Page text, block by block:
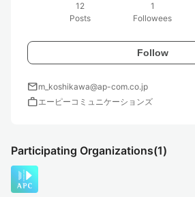
12
Posts
1
Followees
Follow
mailm_koshikawa@ap-com.co.jp
workエーピーコミュニケーションズ
Participating Organizations(1)